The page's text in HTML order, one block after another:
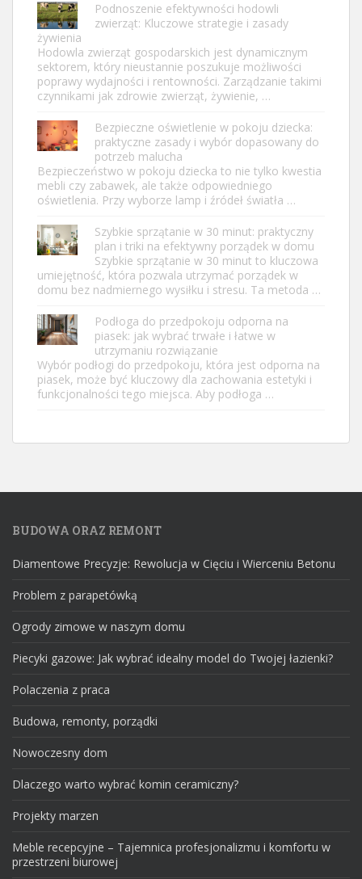
Podnoszenie efektywności hodowli
zwierząt: Kluczowe strategie i zasady
żywienia
Hodowla zwierząt gospodarskich jest dynamicznym
sektorem, który nieustannie poszukuje możliwości
poprawy wydajności i rentowności. Zarządzanie takimi
czynnikami jak zdrowie zwierząt, żywienie, …
Bezpieczne oświetlenie w pokoju dziecka:
praktyczne zasady i wybór dopasowany do
potrzeb malucha
Bezpieczeństwo w pokoju dziecka to nie tylko kwestia
mebli czy zabawek, ale także odpowiedniego
oświetlenia. Przy wyborze lamp i źródeł światła …
Szybkie sprzątanie w 30 minut: praktyczny
plan i triki na efektywny porządek w domu
Szybkie sprzątanie w 30 minut to kluczowa
umiejętność, która pozwala utrzymać porządek w
domu bez nadmiernego wysiłku i stresu. Ta metoda …
Podłoga do przedpokoju odporna na
piasek: jak wybrać trwałe i łatwe w
utrzymaniu rozwiązanie
Wybór podłogi do przedpokoju, która jest odporna na
piasek, może być kluczowy dla zachowania estetyki i
funkcjonalności tego miejsca. Aby podłoga …
BUDOWA ORAZ REMONT
Diamentowe Precyzje: Rewolucja w Cięciu i Wierceniu Betonu
Problem z parapetówką
Ogrody zimowe w naszym domu
Piecyki gazowe: Jak wybrać idealny model do Twojej łazienki?
Polaczenia z praca
Budowa, remonty, porządki
Nowoczesny dom
Dlaczego warto wybrać komin ceramiczny?
Projekty marzen
Meble recepcyjne – Tajemnica profesjonalizmu i komfortu w
przestrzeni biurowej